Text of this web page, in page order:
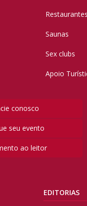
Restaurantes
Saunas
Sex clubs
Apoio
conosco
seu evento
ao leitor
EDITORIAS